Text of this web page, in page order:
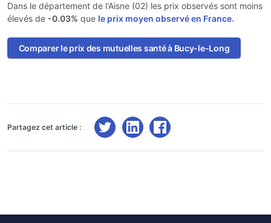
Dans le département de l'Aisne (02) les prix observés sont moins
élevés de -0.03% que le prix moyen observé en France.
Comparer le prix des mutuelles santé à Bucy-le-Long
Partagez cet article :